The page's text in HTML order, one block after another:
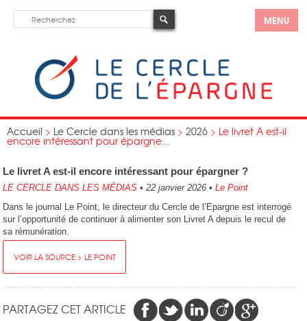
MENU
Accueil > Le Cercle dans les médias > 2026 > Le livret A est-il
encore intéressant pour épargne...
Le livret A est-il encore intéressant pour épargner ?
LE CERCLE DANS LES MÉDIAS • 22 janvier 2026• Le Point
Dans le journal Le Point, le directeur du Cercle de l’Epargne est interrogé
sur l’opportunité de continuer à alimenter son Livret A depuis le recul de
sa rémunération.
VOIR LA SOURCE > LE POINT
PARTAGEZ CET ARTICLE